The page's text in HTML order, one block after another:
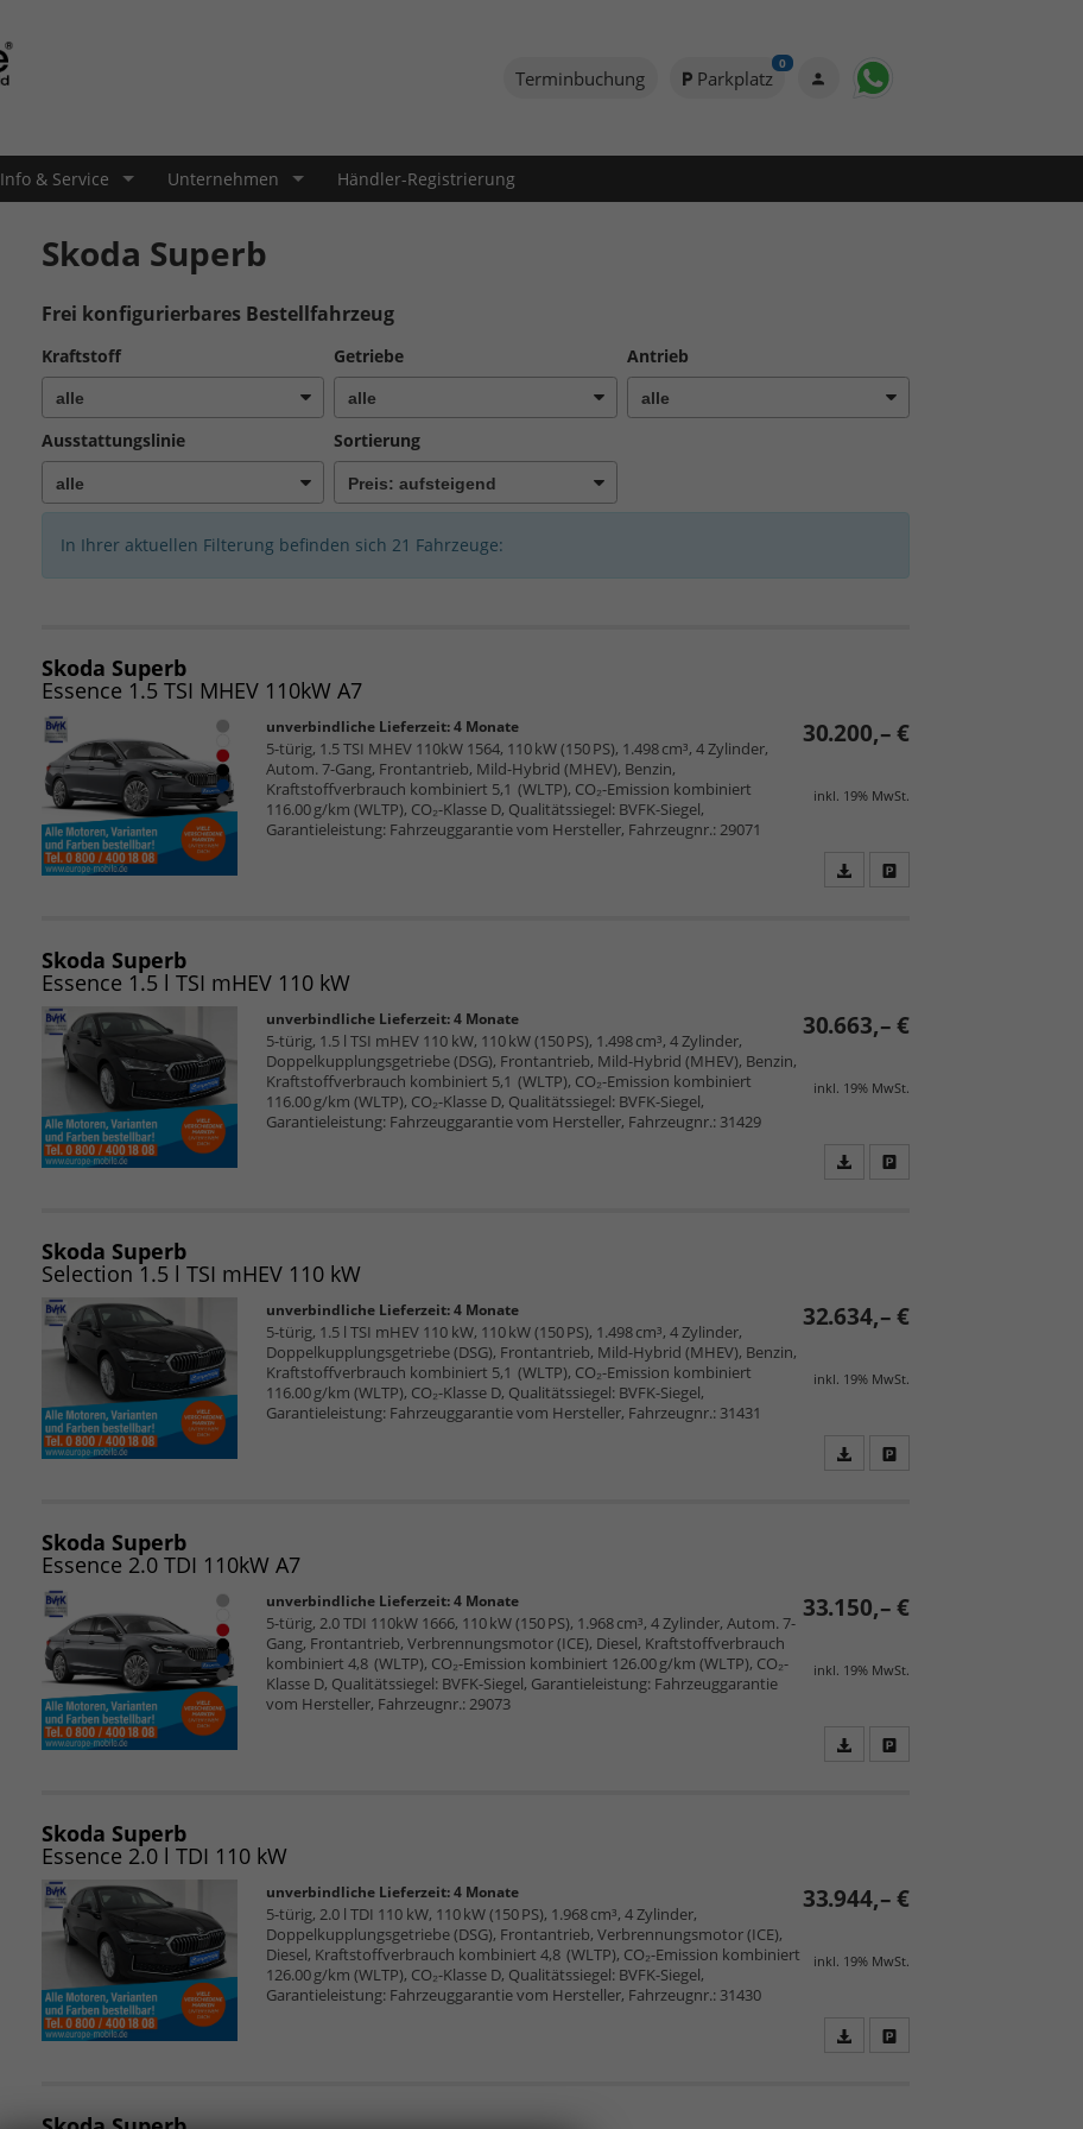
Terminbuchung Parkplatz
0
Info & Service Unternehmen Händler-Registrierung
Skoda Superb
Frei konfigurierbares Bestellfahrzeug
Kraftstoff Getriebe Antrieb
Ausstattungslinie Sortierung
In Ihrer aktuellen Filterung befinden sich 21 Fahrzeuge:
Skoda Superb
Essence 1.5 TSI MHEV 110kW A7
30.200,– €
inkl. 19% MwSt.
unverbindliche Lieferzeit:4 Monate
5-türig, 1.5 TSI MHEV 110kW 1564, 110 kW (150 PS), 1.498 cm³, 4 Zylinder,
Autom. 7-Gang, Frontantrieb, Mild-Hybrid (MHEV), Benzin,
Kraftstoffverbrauch kombiniert 5,1 (WLTP), CO₂-Emission kombiniert
116.00 g/km (WLTP), CO₂-Klasse D, Qualitätssiegel: BVFK-Siegel,
Garantieleistung: Fahrzeuggarantie vom Hersteller, Fahrzeugnr.: 29071
Skoda Superb
Essence 1.5 l TSI mHEV 110 kW
30.663,– €
inkl. 19% MwSt.
unverbindliche Lieferzeit:4 Monate
5-türig, 1.5 l TSI mHEV 110 kW, 110 kW (150 PS), 1.498 cm³, 4 Zylinder,
Doppelkupplungsgetriebe (DSG), Frontantrieb, Mild-Hybrid (MHEV), Benzin,
Kraftstoffverbrauch kombiniert 5,1 (WLTP), CO₂-Emission kombiniert
116.00 g/km (WLTP), CO₂-Klasse D, Qualitätssiegel: BVFK-Siegel,
Garantieleistung: Fahrzeuggarantie vom Hersteller, Fahrzeugnr.: 31429
Skoda Superb
Selection 1.5 l TSI mHEV 110 kW
32.634,– €
inkl. 19% MwSt.
unverbindliche Lieferzeit:4 Monate
5-türig, 1.5 l TSI mHEV 110 kW, 110 kW (150 PS), 1.498 cm³, 4 Zylinder,
Doppelkupplungsgetriebe (DSG), Frontantrieb, Mild-Hybrid (MHEV), Benzin,
Kraftstoffverbrauch kombiniert 5,1 (WLTP), CO₂-Emission kombiniert
116.00 g/km (WLTP), CO₂-Klasse D, Qualitätssiegel: BVFK-Siegel,
Garantieleistung: Fahrzeuggarantie vom Hersteller, Fahrzeugnr.: 31431
Skoda Superb
Essence 2.0 TDI 110kW A7
33.150,– €
inkl. 19% MwSt.
unverbindliche Lieferzeit:4 Monate
5-türig, 2.0 TDI 110kW 1666, 110 kW (150 PS), 1.968 cm³, 4 Zylinder, Autom. 7-
Gang, Frontantrieb, Verbrennungsmotor (ICE), Diesel, Kraftstoffverbrauch
kombiniert 4,8 (WLTP), CO₂-Emission kombiniert 126.00 g/km (WLTP), CO₂-
Klasse D, Qualitätssiegel: BVFK-Siegel, Garantieleistung: Fahrzeuggarantie
vom Hersteller, Fahrzeugnr.: 29073
Skoda Superb
Essence 2.0 l TDI 110 kW
33.944,– €
inkl. 19% MwSt.
unverbindliche Lieferzeit:4 Monate
5-türig, 2.0 l TDI 110 kW, 110 kW (150 PS), 1.968 cm³, 4 Zylinder,
Doppelkupplungsgetriebe (DSG), Frontantrieb, Verbrennungsmotor (ICE),
Diesel, Kraftstoffverbrauch kombiniert 4,8 (WLTP), CO₂-Emission kombiniert
126.00 g/km (WLTP), CO₂-Klasse D, Qualitätssiegel: BVFK-Siegel,
Garantieleistung: Fahrzeuggarantie vom Hersteller, Fahrzeugnr.: 31430